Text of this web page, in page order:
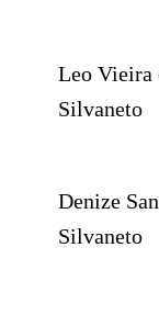
Leo Vieira
Silvaneto
Denize
Silvaneto